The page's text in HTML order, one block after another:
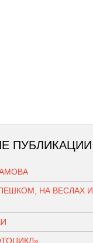
ПУБЛИКАЦИИ
НА ВЕСЛАХ И